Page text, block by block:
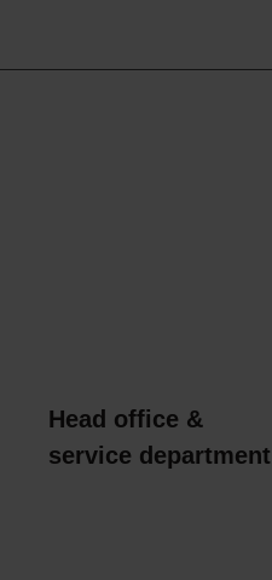
Head office &
service department